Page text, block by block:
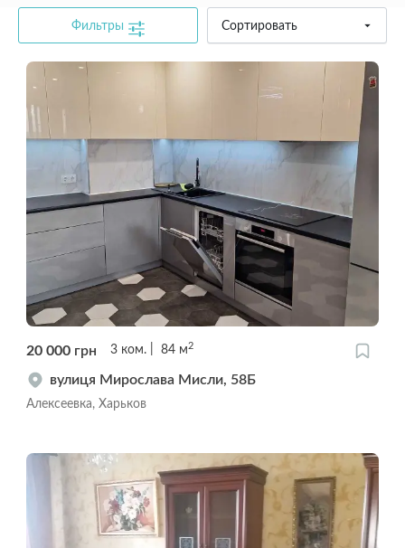
Фильтры Сортировать
20 000 грн 3 ком. 84 м 2
вулиця Мирослава Мисли, 58Б
Алексеевка, Харьков